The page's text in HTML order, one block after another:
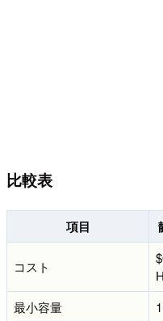
比較表
項目
コスト
最小容量